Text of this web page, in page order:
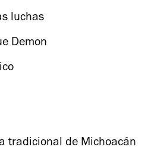
luchas
Demon
tradicional de Michoacán